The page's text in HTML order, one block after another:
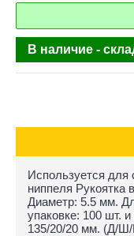
В наличие -
Используется для
ниппеля Рукоятка
Диаметр: 5.5 мм.
упаковке: 100 шт.
135/20/20 мм. (Д/Ш/